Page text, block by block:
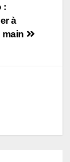
:
à
main